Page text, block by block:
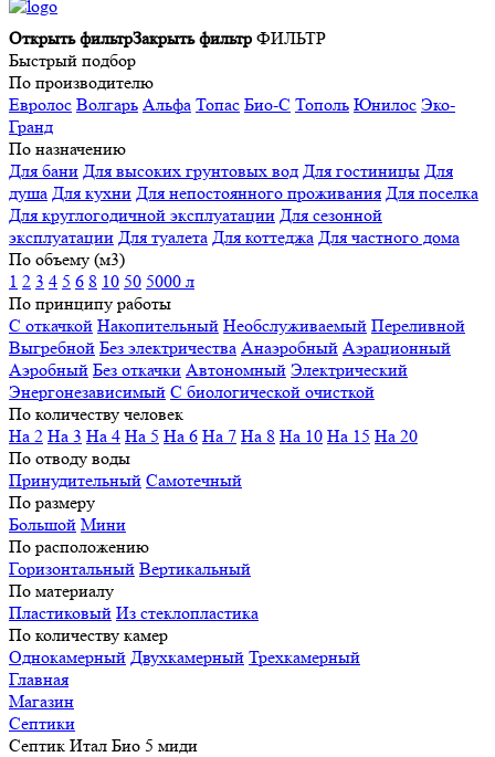
Открыть фильтрЗакрыть фильтр ФИЛЬТР
Быстрый подбор
По производителю
Евролос Волгарь Альфа Топас Био-С Тополь Юнилос Эко-
Гранд
По назначению
Для бани Для высоких грунтовых вод Для гостиницы Для
душа Для кухни Для непостоянного проживания Для поселка
Для круглогодичной эксплуатации Для сезонной
эксплуатации Для туалета Для коттеджа Для частного дома
По объему (м3)
1 2 3 4 5 6 8 10 50 5000 л
По принципу работы
С откачкой Накопительный Необслуживаемый Переливной
Выгребной Без электричества Анаэробный Аэрационный
Аэробный Без откачки Автономный Электрический
Энергонезависимый С биологической очисткой
По количеству человек
На 2 На 3 На 4 На 5 На 6 На 7 На 8 На 10 На 15 На 20
По отводу воды
Принудительный Самотечный
По размеру
Большой Мини
По расположению
Горизонтальный Вертикальный
По материалу
Пластиковый Из стеклопластика
По количеству камер
Однокамерный Двухкамерный Трехкамерный
Главная
Магазин
Септики
Септик Итал Био 5 миди